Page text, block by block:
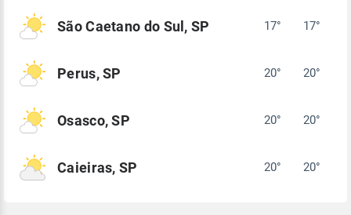
São Caetano do Sul, SP 17° 17°
Perus, SP 20° 20°
Osasco, SP 20° 20°
Caieiras, SP 20° 20°